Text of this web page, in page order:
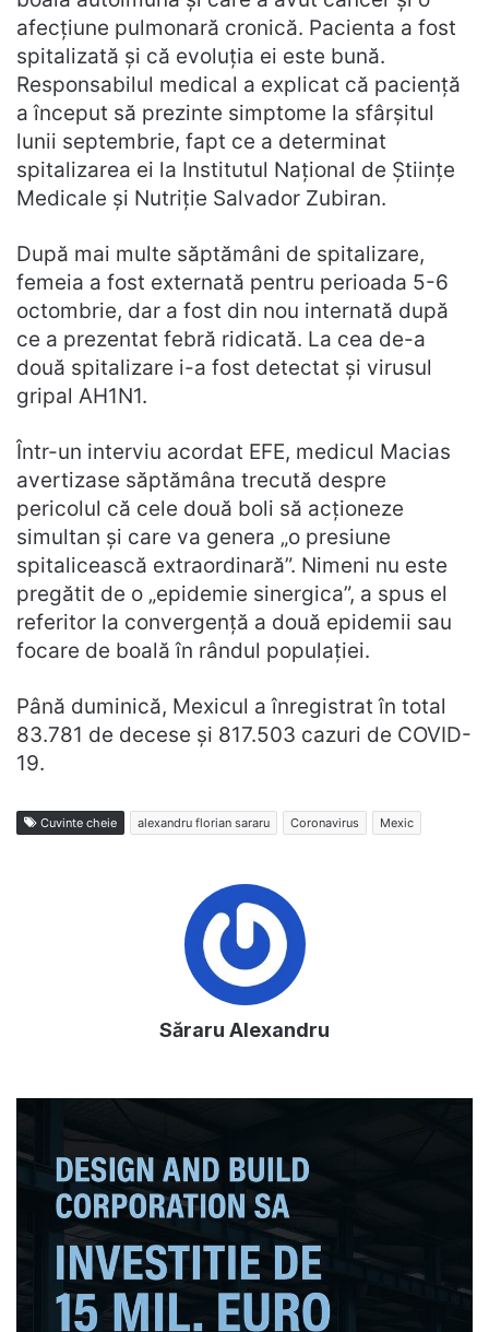
afecțiune pulmonară cronică. Pacienta a fost
spitalizată și că evoluția ei este bună.
Responsabilul medical a explicat că paciență
a început să prezinte simptome la sfârșitul
lunii septembrie, fapt ce a determinat
spitalizarea ei la Institutul Național de Științe
Medicale și Nutriție Salvador Zubiran.
După mai multe săptămâni de spitalizare,
femeia a fost externată pentru perioada 5-6
octombrie, dar a fost din nou internată după
ce a prezentat febră ridicată. La cea de-a
două spitalizare i-a fost detectat și virusul
gripal AH1N1.
Într-un interviu acordat EFE, medicul Macias
avertizase săptămâna trecută despre
pericolul că cele două boli să acționeze
simultan și care va genera „o presiune
spitalicească extraordinară”. Nimeni nu este
pregătit de o „epidemie sinergica”, a spus el
referitor la convergență a două epidemii sau
focare de boală în rândul populației.
Până duminică, Mexicul a înregistrat în total
83.781 de decese și 817.503 cazuri de COVID-
19.
Cuvinte cheie alexandru florian sararu Coronavirus Mexic
Săraru Alexandru